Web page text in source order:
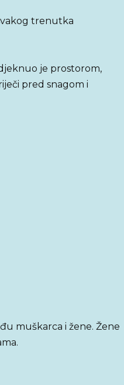
trenutka
je prostorom,
pred snagom i
muškarca i žene. Žene